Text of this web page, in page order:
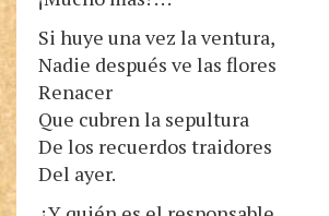
Si huye una vez la ventura,
Nadie después ve las flores
Renacer
Que cubren la sepultura
De los recuerdos traidores
Del ayer.